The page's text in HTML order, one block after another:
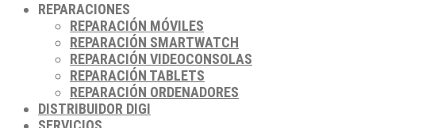
REPARACIONES
REPARACIÓN MÓVILES
REPARACIÓN SMARTWATCH
REPARACIÓN VIDEOCONSOLAS
REPARACIÓN TABLETS
REPARACIÓN ORDENADORES
DISTRIBUIDOR DIGI